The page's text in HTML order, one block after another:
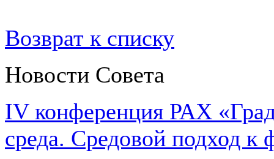
Возврат к списку
Новости Совета
IV конференция РАХ
среда. Средовой подход